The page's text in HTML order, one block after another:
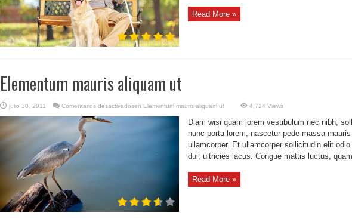
Read More »
Elementum mauris aliquam ut
julio 30, 2011 Comentarios desactivadosen Elementum mauris aliquam ut 4,724 Views
Diam wisi quam lorem vestibulum nec nibh,
nunc porta lorem, nascetur pede massa
ullamcorper. Et ullamcorper sollicitudin elit
dui, ultricies lacus. Congue mattis luctus,
Read More »